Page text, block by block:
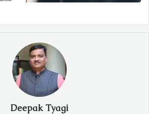
Deepak Tyagi